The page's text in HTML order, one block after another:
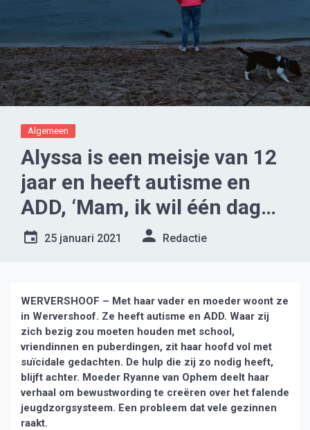
Algemeen
Alyssa is een meisje van 12
jaar en heeft autisme en
ADD, ‘Mam, ik wil één dag
dat ik niet hoef te huilen…’
25 januari 2021 Redactie
WERVERSHOOF – Met haar vader en moeder woont ze
in Wervershoof. Ze heeft autisme en ADD. Waar zij
zich bezig zou moeten houden met school,
vriendinnen en puberdingen, zit haar hoofd vol met
suïcidale gedachten. De hulp die zij zo nodig heeft,
blijft achter. Moeder Ryanne van Ophem deelt haar
verhaal om bewustwording te creëren over het falende
jeugdzorgsysteem. Een probleem dat vele gezinnen
raakt.